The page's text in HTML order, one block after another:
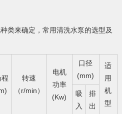
类来确定，常用清洗水泵的选型及
转速
（r/min）
电机
功率
(Kw)
口径
(mm)
适
用
机
型
吸
入
排
出